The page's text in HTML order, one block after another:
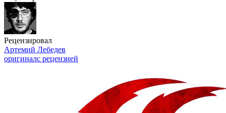
Рецензировал
Артемий Лебедев
оригиналс рецензией